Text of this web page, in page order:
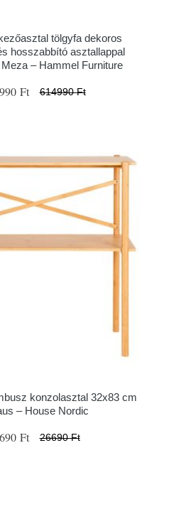
tölgyfa dekoros
hosszabbító asztallappal
– Hammel Furniture
Ft 614990 Ft
konzolasztal 32x83 cm
– House Nordic
Ft 26690 Ft